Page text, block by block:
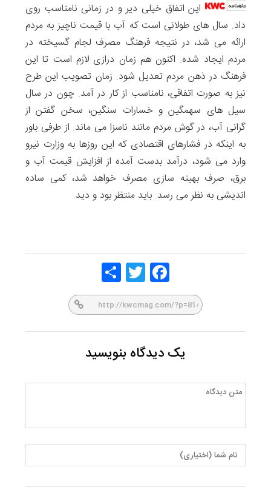
این اتفاق خیلی دیر و در زمانی نامناسب روی
داد. سال های طولانی است که آب با قیمت ناچیز به مردم
ارائه می شد، در نتیجه فرهنگ مصرف لجام گسیخته در
مردم ایجاد شده. اکنون هم زمان درازی لازم است تا این
فرهنگ در ذهن مردم تعدیل شود. زمان تصویب این طرح
نیز به صورت اتفاقی، نامناسب از کار در آمد. چون در سال
سیل های سهمگین و خسارات سنگین، سخن گفتن از
گرانی آب، در گوش مردم مانند ناسزا می ماند. از طرفی باور
به اینکه در فشارهای اقتصادی که این روزها به وزارت نیرو
وارد می شود، درآمد بدست آمده از افزایش قیمت آب و
برق، صرف بهینه سازی مصرف خواهد شد، کمی ساده
اندیشی به نظر می رسد. باید منتظر بود و دید.
Face
book
Twitt
er
یک دیدگاه بنویسید